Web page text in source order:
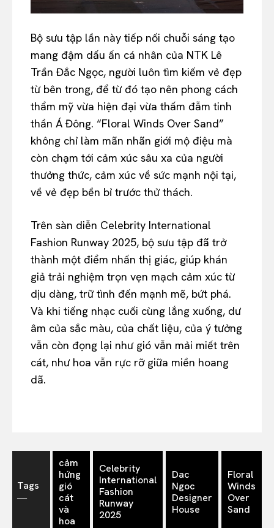
Bộ sưu tập lần này tiếp nối chuỗi sáng tạo
mang đậm dấu ấn cá nhân của NTK Lê
Trần Đắc Ngọc, người luôn tìm kiếm vẻ đẹp
từ bên trong, để từ đó tạo nên phong cách
thẩm mỹ vừa hiện đại vừa thấm đẫm tinh
thần Á Đông. “Floral Winds Over Sand”
không chỉ làm mãn nhãn giới mộ điệu mà
còn chạm tới cảm xúc sâu xa của người
thưởng thức, cảm xúc về sức mạnh nội tại,
về vẻ đẹp bền bỉ trước thử thách.
Trên sàn diễn Celebrity International
Fashion Runway 2025, bộ sưu tập đã trở
thành một điểm nhấn thị giác, giúp khán
giả trải nghiệm trọn vẹn mạch cảm xúc từ
dịu dàng, trữ tình đến mạnh mẽ, bứt phá.
Và khi tiếng nhạc cuối cùng lắng xuống, dư
âm của sắc màu, của chất liệu, của ý tưởng
vẫn còn đọng lại như gió vẫn mải miết trên
cát, như hoa vẫn rực rỡ giữa miền hoang
dã.
Tags
―
cảm
hứng
gió
cát
và
hoa
Celebrity
International
Fashion
Runway
2025
Dac
Ngoc
Designer
House
Floral
Winds
Over
Sand